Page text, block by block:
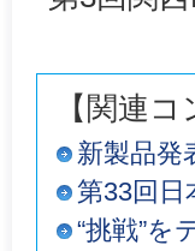
【関連コ
新製品発
第33回日
“挑戦”を